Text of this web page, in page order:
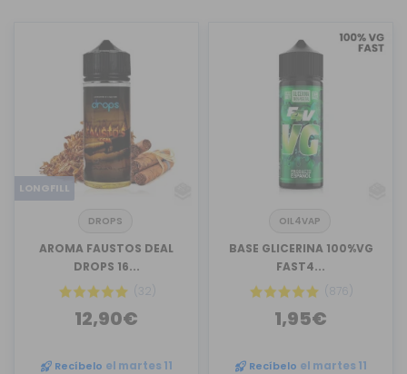
LONGFILL
DROPS
AROMA FAUSTOS DEAL
DROPS 16...
(32)
12,90€
Recíbelo el martes 11
OIL4VAP
BASE GLICERINA 100%VG
FAST4...
(876)
1,95€
Recíbelo el martes 11